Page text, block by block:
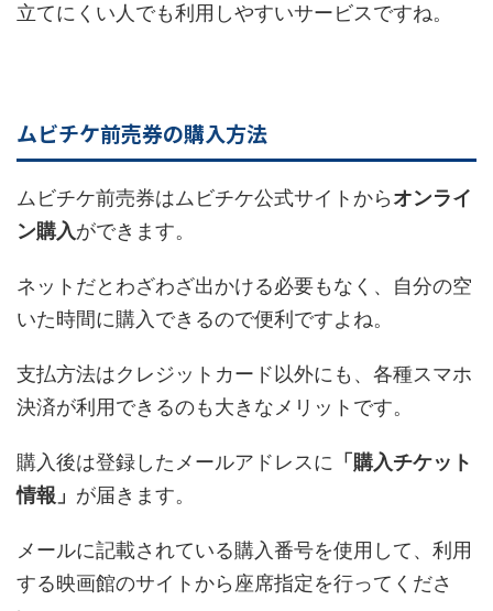
立てにくい人でも利用しやすいサービスですね。
ムビチケ前売券の購入方法
ムビチケ前売券はムビチケ公式サイトからオンライ
ン購入ができます。
ネットだとわざわざ出かける必要もなく、自分の空
いた時間に購入できるので便利ですよね。
支払方法はクレジットカード以外にも、各種スマホ
決済が利用できるのも大きなメリットです。
購入後は登録したメールアドレスに 「購入チケット
情報」 が届きます。
メールに記載されている購入番号を使用して、利用
する映画館のサイトから座席指定を行ってくださ